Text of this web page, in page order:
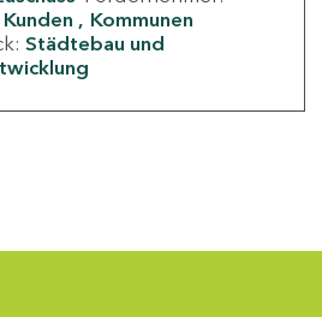
Kommunen
Städtebau und